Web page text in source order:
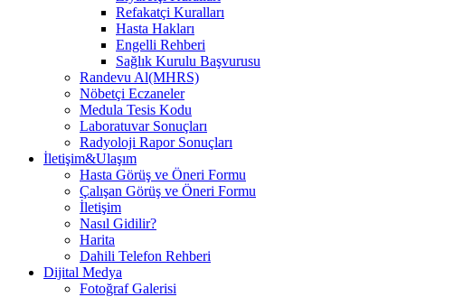
Refakatçi Kuralları
Hasta Hakları
Engelli Rehberi
Sağlık Kurulu Başvurusu
Randevu Al(MHRS)
Nöbetçi Eczaneler
Medula Tesis Kodu
Laboratuvar Sonuçları
Radyoloji Rapor Sonuçları
İletişim&Ulaşım
Hasta Görüş ve Öneri Formu
Çalışan Görüş ve Öneri Formu
İletişim
Nasıl Gidilir?
Harita
Dahili Telefon Rehberi
Dijital Medya
Fotoğraf Galerisi